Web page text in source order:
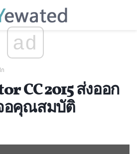
ad
CC 2015 ส่งออก
อคุณสมบัติ